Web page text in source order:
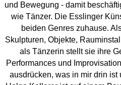
und Bewegung - damit
wie Tänzer. Die Esslinger
beiden Genres zuhause.
Skulpturen, Objekte,
als Tänzerin stellt sie ihre
Performances und
ausdrücken, was in mir drin ist